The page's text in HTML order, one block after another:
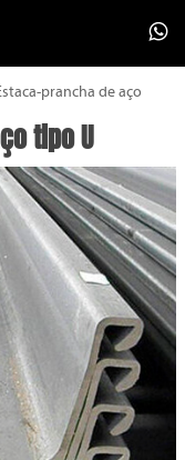

prancha de aço
tipo U